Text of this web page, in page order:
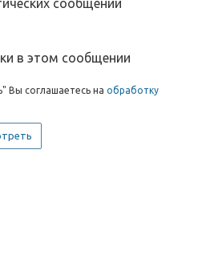
в этом сообщении
Вы соглашаетесь на обработку